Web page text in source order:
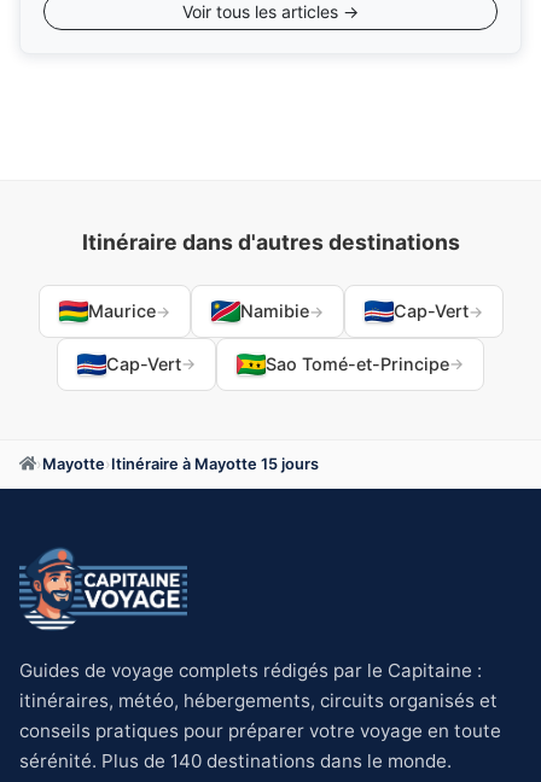
Voir tous les articles →
Itinéraire dans d'autres destinations
Maurice→ Namibie→ Cap-Vert→
Cap-Vert→ Sao Tomé-et-Principe→
› Mayotte› Itinéraire à Mayotte 15 jours
Guides de voyage complets rédigés par le Capitaine :
itinéraires, météo, hébergements, circuits organisés et
conseils pratiques pour préparer votre voyage en toute
sérénité. Plus de 140 destinations dans le monde.